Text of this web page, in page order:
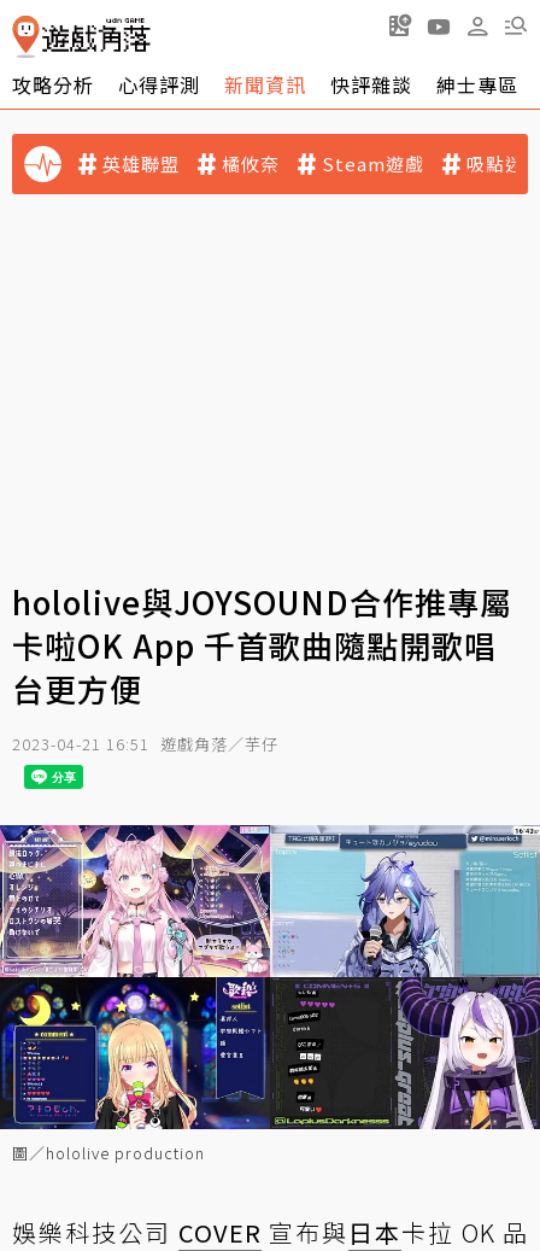
攻略分析 心得評測 新聞資訊 快評雜談 紳士專區
英雄聯盟 橘攸奈 Steam遊戲 吸點迷
hololive與JOYSOUND合作推專屬
卡啦OK App 千首歌曲隨點開歌唱
台更方便
2023-04-21 16:51 遊戲角落／芋仔
圖／hololive production
娛樂科技公司 COVER 宣布與 日本卡拉 OK 品